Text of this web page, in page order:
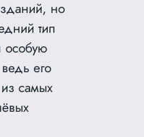
но
тип
особую
его
из самых